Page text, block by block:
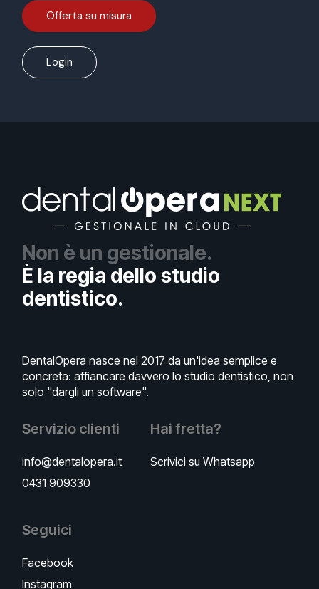
Offerta su misura
Login
Non è un gestionale.
È la regia dello studio
dentistico.
DentalOpera nasce nel 2017 da un'idea semplice e
concreta: affiancare davvero lo studio dentistico, non
solo "dargli un software".
Servizio clienti
info@dentalopera.it
0431 909330
Hai fretta?
Scrivici su Whatsapp
Seguici
Facebook
Instagram